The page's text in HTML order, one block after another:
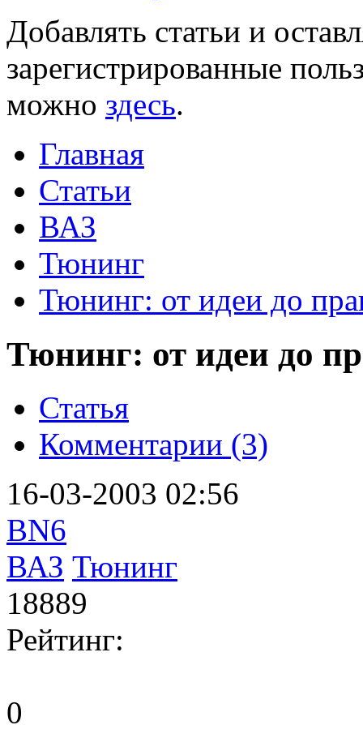
Добавлять статьи и
зарегистрированные
можно здесь.
Главная
Статьи
ВАЗ
Тюнинг
Тюнинг: от идеи до
Тюнинг: от идеи до
Статья
Комментарии (3)
16-03-2003 02:56
BN6
ВАЗ Тюнинг
18889
Рейтинг:
0